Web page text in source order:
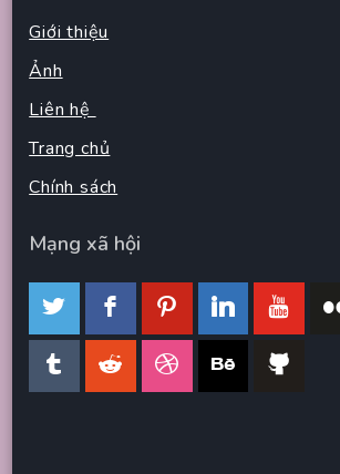
Giới thiệu
Ảnh
Liên hệ
Trang chủ
Chính sách
Mạng xã hội